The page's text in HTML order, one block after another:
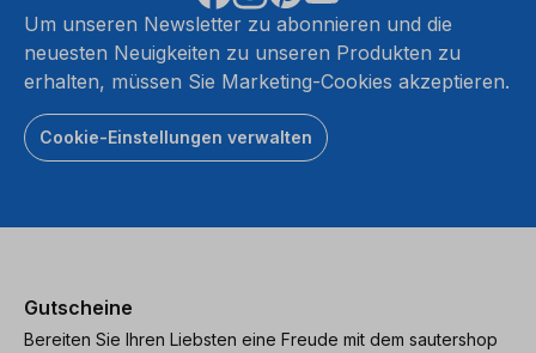
Um unseren Newsletter zu abonnieren und die
neuesten Neuigkeiten zu unseren Produkten zu
erhalten, müssen Sie Marketing-Cookies akzeptieren.
Cookie-Einstellungen verwalten
Gutscheine
Bereiten Sie Ihren Liebsten eine Freude mit dem sautershop